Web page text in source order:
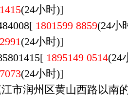
(24小时)]
1801599 8859(24
(24小时)]
1895149 0514
(24小时)]
润州区黄山西路以南的